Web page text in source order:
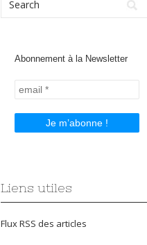
Abonnement à la Newsletter
Liens utiles
Flux RSS des articles